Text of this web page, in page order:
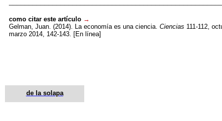
como citar este artículo →
Gelman, Juan. (2014). La economía es una ciencia. Ciencias 111-112,
marzo 2014, 142-143. [En línea]
de la solapa